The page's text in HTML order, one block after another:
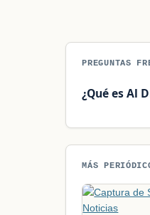
PREGUNTAS
¿Qué es Al
MÁS